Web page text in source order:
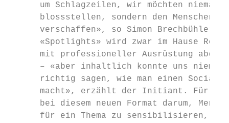
um Schlagzeilen, wir möchten
blossstellen, sondern den Menschen
verschaffen», so Simon Brechbühler
«Spotlights» wird zwar im Hause
mit professioneller Ausrüstung
– «aber inhaltlich konnte uns
richtig sagen, wie man einen Social
macht», erzählt der Initiant. Für
bei diesem neuen Format darum,
für ein Thema zu sensibilisieren,